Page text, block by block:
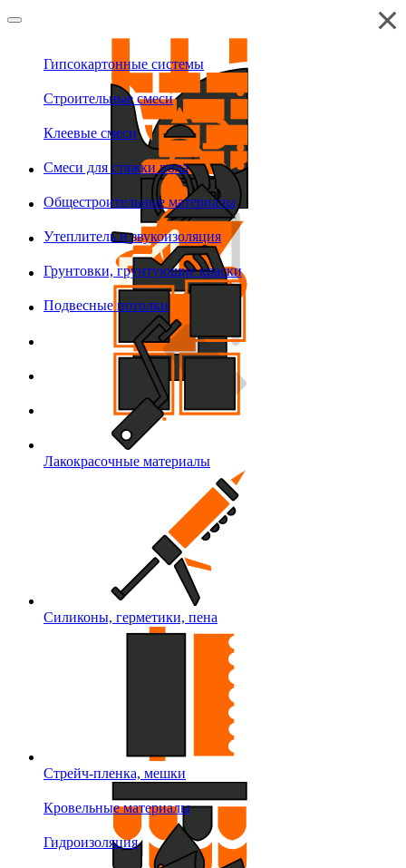
Гипсокартонные системы
Строительные смеси
Клеевые смеси
Смеси для стяжки пола
Общестроительные материалы
Утеплитель и звукоизоляция
Грунтовки, грунтующие краски
Подвесные потолки
Лакокрасочные материалы
Силиконы, герметики, пена
Стрейч-пленка, мешки
Кровельные материалы
Гидроизоляция